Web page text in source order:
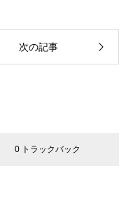
次の記事
0 トラックバック